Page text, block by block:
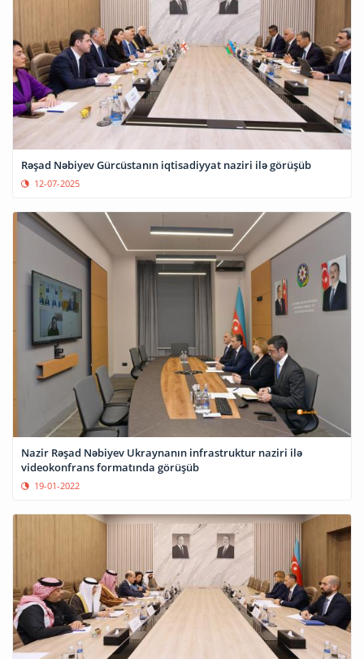
Rəşad Nəbiyev Gürcüstanın iqtisadiyyat naziri ilə görüşüb
12-07-2025
Nazir Rəşad Nəbiyev Ukraynanın infrastruktur naziri ilə
videokonfrans formatında görüşüb
19-01-2022